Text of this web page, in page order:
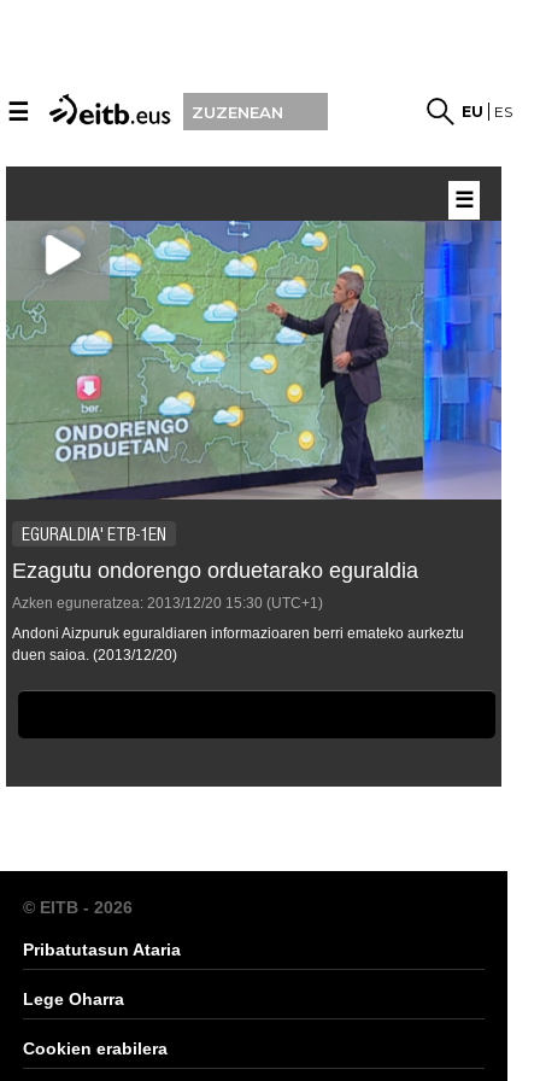
☰ ZUZENEAN EU ES
EGURALDIA' ETB-1EN
Ezagutu ondorengo orduetarako eguraldia
Azken eguneratzea: 2013/12/20 15:30 (UTC+1)
Andoni Aizpuruk eguraldiaren informazioaren berri emateko aurkeztu
duen saioa. (2013/12/20)
☰
© EITB - 2026
Pribatutasun Ataria
Lege Oharra
Cookien erabilera